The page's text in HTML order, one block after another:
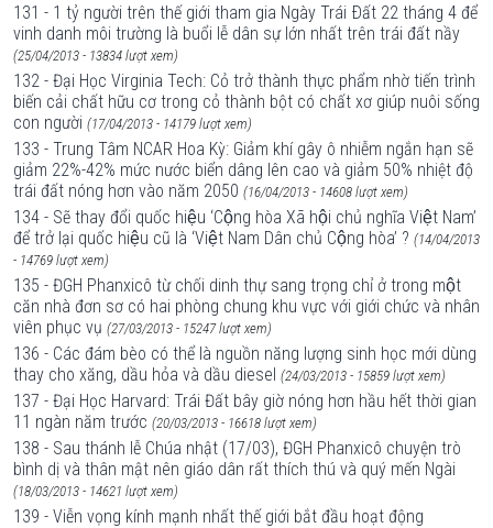
131 - 1 tỷ người trên thế giới tham gia Ngày Trái Ðất 22 tháng 4 để
vinh danh môi trường là buổi lễ dân sự lớn nhất trên trái đất nầy
(25/04/2013 - 13834 lượt xem)
132 - Đại Học Virginia Tech: Cỏ trở thành thực phẩm nhờ tiến trình
biến cải chất hữu cơ trong cỏ thành bột có chất xơ giúp nuôi sống
con người (17/04/2013 - 14179 lượt xem)
133 - Trung Tâm NCAR Hoa Kỳ: Giảm khí gây ô nhiễm ngắn hạn sẽ
giảm 22%-42% mức nước biển dâng lên cao và giảm 50% nhiệt độ
trái đất nóng hơn vào năm 2050 (16/04/2013 - 14608 lượt xem)
134 - Sẽ thay đổi quốc hiệu ‘Cộng hòa Xã hội chủ nghĩa Việt Nam’
để trở lại quốc hiệu cũ là ‘Việt Nam Dân chủ Cộng hòa’ ? (14/04/2013
- 14769 lượt xem)
135 - ĐGH Phanxicô từ chối dinh thự sang trọng chỉ ở trong một
căn nhà đơn sơ có hai phòng chung khu vực với giới chức và nhân
viên phục vụ (27/03/2013 - 15247 lượt xem)
136 - Các đám bèo có thể là nguồn năng lượng sinh học mới dùng
thay cho xăng, dầu hỏa và dầu diesel (24/03/2013 - 15859 lượt xem)
137 - Đại Học Harvard: Trái Đất bây giờ nóng hơn hầu hết thời gian
11 ngàn năm trước (20/03/2013 - 16618 lượt xem)
138 - Sau thánh lễ Chúa nhật (17/03), ĐGH Phanxicô chuyện trò
bình dị và thân mật nên giáo dân rất thích thú và quý mến Ngài
(18/03/2013 - 14621 lượt xem)
139 - Viễn vọng kính mạnh nhất thế giới bắt đầu hoạt động